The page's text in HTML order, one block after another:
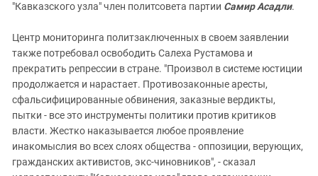
"Кавказского узла" член политсовета партии Самир Асадли.
Центр мониторинга политзаключенных в своем заявлении
также потребовал освободить Салеха Рустамова и
прекратить репрессии в стране. "Произвол в системе юстиции
продолжается и нарастает. Противозаконные аресты,
сфальсифицированные обвинения, заказные вердикты,
пытки - все это инструменты политики против критиков
власти. Жестко наказывается любое проявление
инакомыслия во всех слоях общества - оппозиции, верующих,
гражданских активистов, экс-чиновников", - сказал